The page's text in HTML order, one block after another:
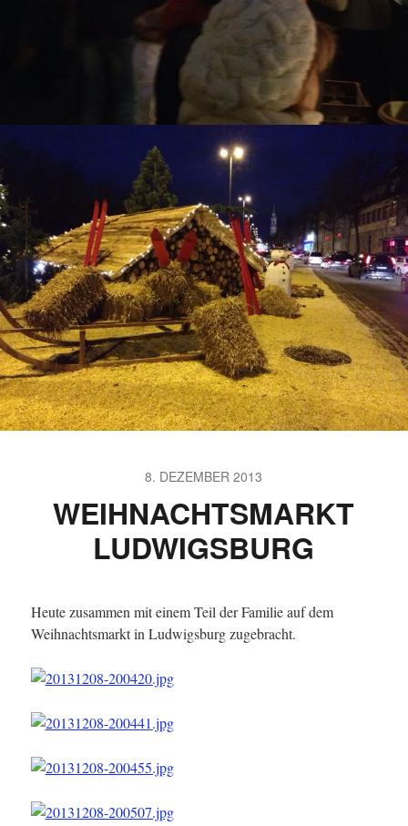
8. DEZEMBER 2013
WEIHNACHTSMARKT
LUDWIGSBURG
Heute zusammen mit einem Teil der Familie auf dem
Weihnachtsmarkt in Ludwigsburg zugebracht.